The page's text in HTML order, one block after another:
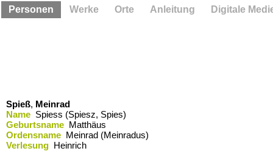
Spieß, Meinrad
Name Spiess (Spiesz, Spies)
Geburtsname Matthäus
Ordensname Meinrad (Meinradus)
Verlesung Heinrich
Personen Werke Orte Anleitung Digitale